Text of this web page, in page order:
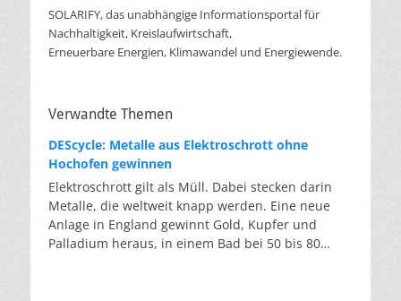
SOLARIFY, das unabhängige Informationsportal für
Nachhaltigkeit, Kreislaufwirtschaft,
Erneuerbare Energien, Klimawandel und Energiewende.
Verwandte Themen
DEScycle: Metalle aus Elektroschrott ohne
Hochofen gewinnen
Elektroschrott gilt als Müll. Dabei stecken darin
Metalle, die weltweit knapp werden. Eine neue
Anlage in England gewinnt Gold, Kupfer und
Palladium heraus, in einem Bad bei 50 bis 80